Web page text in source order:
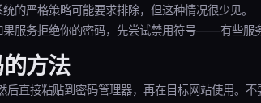
的严格策略可能要求排除，但这种情况很少见。
果服务拒绝你的密码，先尝试禁用符号——有些服
方法
后直接粘贴到密码管理器，再在目标网站使用。